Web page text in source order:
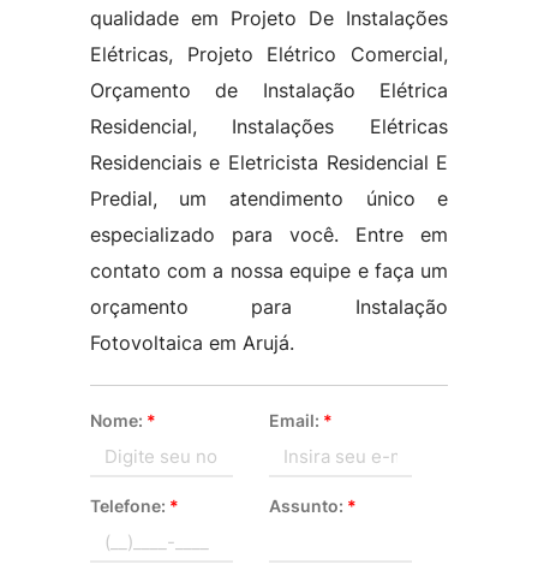
qualidade em Projeto De Instalações
Elétricas, Projeto Elétrico Comercial,
Orçamento de Instalação Elétrica
Residencial, Instalações Elétricas
Residenciais e Eletricista Residencial E
Predial, um atendimento único e
especializado para você. Entre em
contato com a nossa equipe e faça um
orçamento para Instalação
Fotovoltaica em Arujá.
Nome: * Email: *
Telefone: * Assunto: *